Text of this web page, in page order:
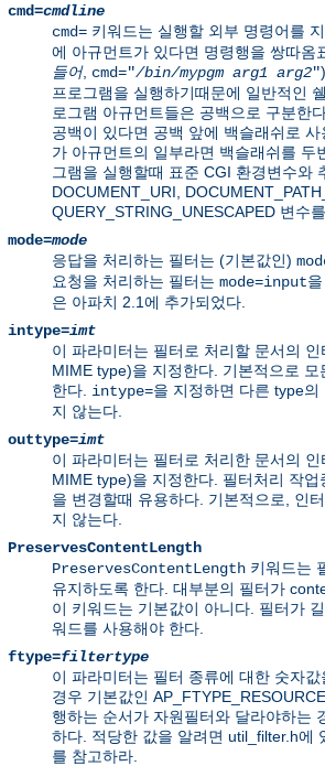
cmd=cmdline
cmd= 키워드는 실행할 외부 명령어를
에 아규먼트가 있다면 명령행을 쌍따옴
들어, cmd="/bin/mypgm arg1 arg2"
프로그램을 실행하기때문에 일반적인
로그램 아규먼트들은 공백으로 구분한
공백이 있다면 공백 앞에 백슬래쉬로
가 아규먼트의 일부라면 백슬래쉬를 두
그램을 실행할때 표준 CGI 환경변수와
DOCUMENT_URI,
QUERY_STRING_UNESCAPED 변수
mode=mode
응답을 처리하는 필터는 (기본값인)
요청을 처리하는 필터는 mode=input
은 아파치 2.1에 추가되었다.
intype=imt
이 파라미터는 필터로 처리할 문서의
MIME type)을 지정한다. 기본적으로 모
한다. intype=을 지정하면 다른 type
지 않는다.
outtype=imt
이 파라미터는 필터로 처리한 문서의
MIME type)을 지정한다. 필터처리 작
을 변경할때 유용하다. 기본적으로, 인
지 않는다.
PreservesContentLength
PreservesContentLength 키워드는
유지하도록 한다. 대부분의 필터가
이 키워드는 기본값이 아니다. 필터가
워드를 사용해야 한다.
ftype=filtertype
이 파라미터는 필터 종류에 대한 숫자
경우 기본값인
행하는 순서가 자원필터와 달라야하는
하다. 적당한 값을 알려면 util_filter.h에
를 참고하라.